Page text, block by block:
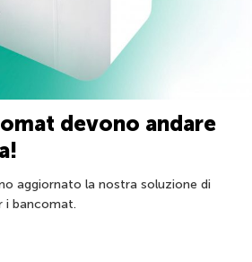
devono andare
aggiornato la nostra soluzione di
i bancomat.